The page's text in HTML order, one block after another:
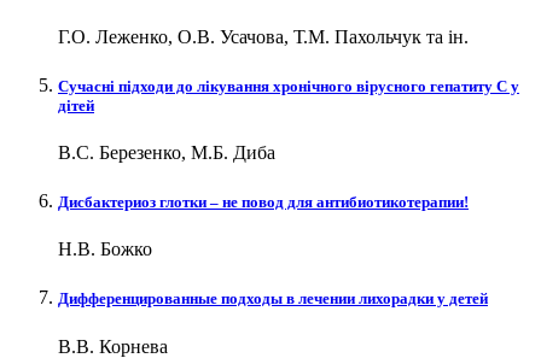
Г.О. Леженко, О.В. Усачова, Т.М. Пахольчук та ін.
Сучасні підходи до лікування хронічного вірусного гепатиту C у
дітей
В.С. Березенко, М.Б. Диба
Дисбактериоз глотки – не повод для антибиотикотерапии!
Н.В. Божко
Дифференцированные подходы в лечении лихорадки у детей
В.В. Корнева